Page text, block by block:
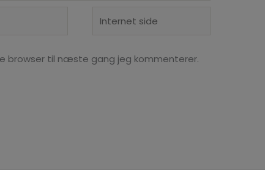
browser til næste gang jeg kommenterer.